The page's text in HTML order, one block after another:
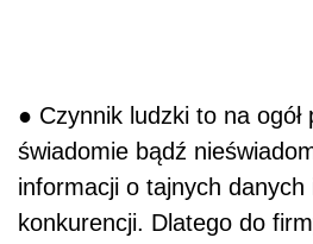
● Czynnik ludzki to na
świadomie bądź
informacji o tajnych
konkurencji. Dlatego do